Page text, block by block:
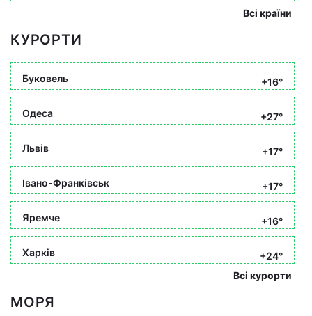
Всі країни
КУРОРТИ
Буковель +16°
Одеса +27°
Львів +17°
Івано-Франківськ +17°
Яремче +16°
Харків
+24°
Всі курорти
МОРЯ